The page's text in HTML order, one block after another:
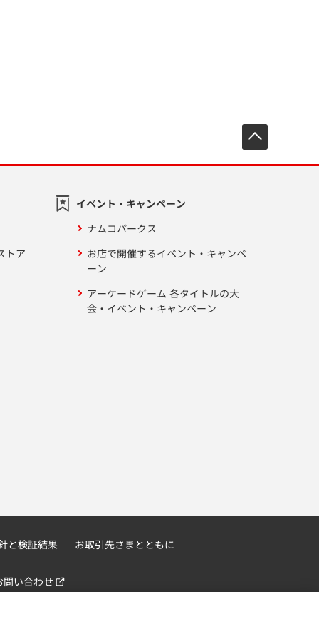
トア
イベント・キャンペーン
ナムコパークス
お店で開催するイベント・キャンペ
ーン
アーケードゲーム 各タイトルの大
会・イベント・キャンペーン
と検証結果 お取引先さまとともに
問い合わせ